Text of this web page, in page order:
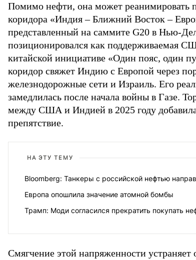
Помимо нефти, она может реанимировать
коридора «Индия – Ближний Восток –
представленный на саммите G20 в Нью-
позиционировался как поддерживаемая
китайской инициативе «Один пояс, один
коридор свяжет Индию с Европой через
железнодорожные сети и Израиль. Его
замедлилась после начала войны в Газе.
между США и Индией в 2025 году
препятствие.
НА ЭТУ ТЕМУ
Bloomberg: Танкеры с российской нефтью
Европа опошлила значение атомной бомбы
Трамп: Моди согласился прекратить покупать
Смягчение этой напряженности устраняет